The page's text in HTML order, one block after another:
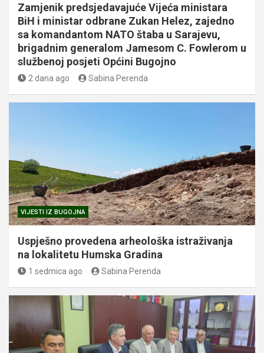
Zamjenik predsjedavajuće Vijeća ministara
BiH i ministar odbrane Zukan Helez, zajedno
sa komandantom NATO štaba u Sarajevu,
brigadnim generalom Jamesom C. Fowlerom u
službenoj posjeti Općini Bugojno
2 dana ago Sabina Perenda
VIJESTI IZ BUGOJNA
Uspješno provedena arheološka istraživanja
na lokalitetu Humska Gradina
1 sedmica ago Sabina Perenda